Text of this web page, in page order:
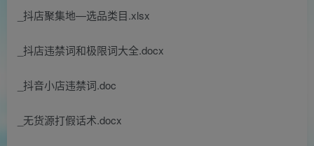
_抖店聚集地—选品类目.xlsx
_抖店违禁词和极限词大全.docx
_抖音小店违禁词.doc
_无货源打假话术.docx